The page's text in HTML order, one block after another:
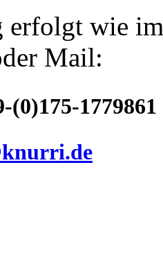
erfolgt wie
Mail:
(0)175-1779861